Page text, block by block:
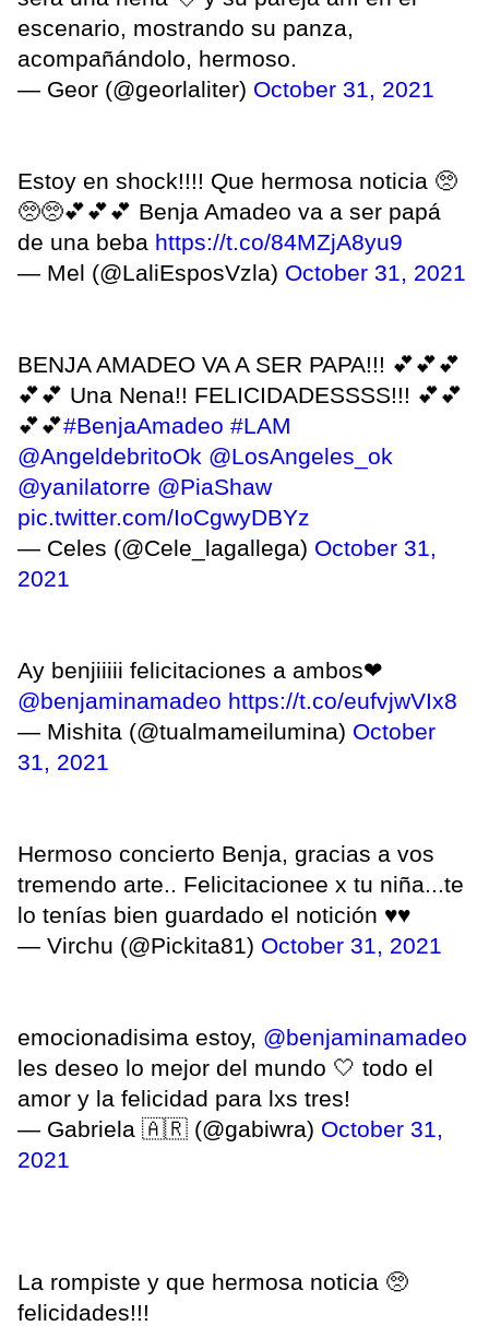
escenario, mostrando su panza,
acompañándolo, hermoso.
— Geor (@georlaliter) October 31, 2021
Estoy en shock!!!! Que hermosa noticia 🥺
🥺🥺💕💕💕 Benja Amadeo va a ser papá
de una beba https://t.co/84MZjA8yu9
— Mel (@LaliEsposVzla) October 31, 2021
BENJA AMADEO VA A SER PAPA!!! 💕💕💕
💕💕 Una Nena!! FELICIDADESSSS!!! 💕💕
💕💕#BenjaAmadeo #LAM
@AngeldebritoOk @LosAngeles_ok
@yanilatorre @PiaShaw
pic.twitter.com/IoCgwyDBYz
— Celes (@Cele_lagallega) October 31,
2021
Ay benjiiiii felicitaciones a ambos❤
@benjaminamadeo https://t.co/eufvjwVIx8
— Mishita (@tualmameilumina) October
31, 2021
Hermoso concierto Benja, gracias a vos
tremendo arte.. Felicitacionee x tu niña...te
lo tenías bien guardado el notición ♥️♥️
— Virchu (@Pickita81) October 31, 2021
emocionadisima estoy, @benjaminamadeo
les deseo lo mejor del mundo 🤍 todo el
amor y la felicidad para lxs tres!
— Gabriela 🇦🇷 (@gabiwra) October 31,
2021
La rompiste y que hermosa noticia 🥺
felicidades!!!